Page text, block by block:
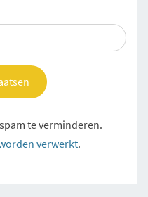
te verminderen.
verwerkt.